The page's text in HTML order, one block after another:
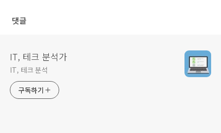
댓글
IT, 테크 분석가
IT, 테크 분석
구독하기